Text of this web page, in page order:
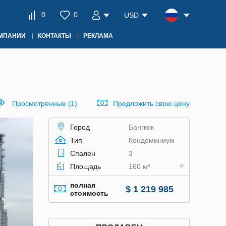
0 0 USD
КОНТАКТЫ РЕКЛАМА
Просмотренные (1) Предложить свою цену
Город
Бангкок
Тип
Кондоминиум
Спален
3
Площадь
160 м²
полная
стоимость
$ 1 219 985